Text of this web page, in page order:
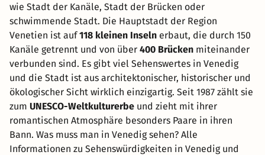
wie Stadt der Kanäle, Stadt der Brücken oder
schwimmende Stadt. Die Hauptstadt der Region
Venetien ist auf118 kleinen Inseln erbaut, die durch 150
Kanäle getrennt und von über 400 Brücken miteinander
verbunden sind. Es gibt viel Sehenswertes in Venedig
und die Stadt ist aus architektonischer, historischer und
ökologischer Sicht wirklich einzigartig. Seit 1987 zählt sie
zum UNESCO-Weltkulturerbe und zieht mit ihrer
romantischen Atmosphäre besonders Paare in ihren
Bann. Was muss man in Venedig sehen? Alle
Informationen zu Sehenswürdigkeiten in Venedig und